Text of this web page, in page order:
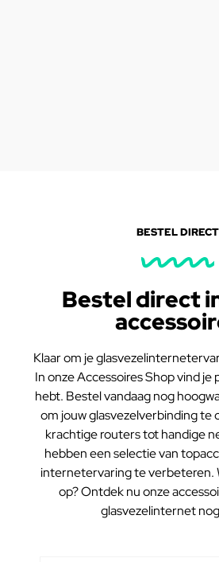
BESTEL DIRECT
Bestel direct
Klaar om je
In onze Accessoires Shop vind je
hebt. Bestel vandaag nog
om jouw glasvezelverbinding te
krachtige routers tot handige
hebben een selectie van
internetervaring te verbeteren.
op? Ontdek nu onze
glasvezelinternet